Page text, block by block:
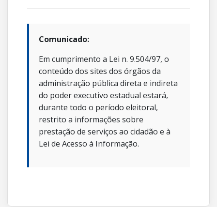
Comunicado:
Em cumprimento a Lei n. 9.504/97, o
conteúdo dos sites dos órgãos da
administração pública direta e indireta
do poder executivo estadual estará,
durante todo o período eleitoral,
restrito a informações sobre
prestação de serviços ao cidadão e à
Lei de Acesso à Informação.